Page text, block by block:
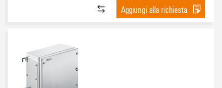
Aggiungi alla richiesta